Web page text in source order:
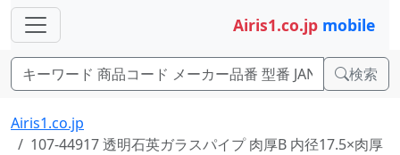
Airis1.co.jp mobile
検索
Airis1.co.jp
107-44917 透明石英ガラスパイプ 肉厚B 内径17.5×肉厚